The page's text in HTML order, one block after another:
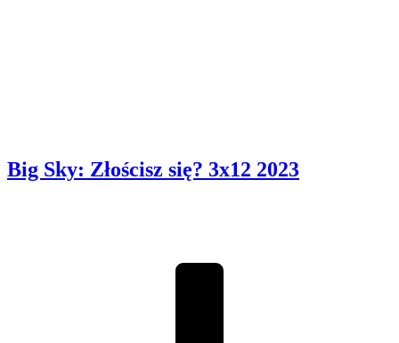
Big Sky: Złościsz się? 3x12 2023